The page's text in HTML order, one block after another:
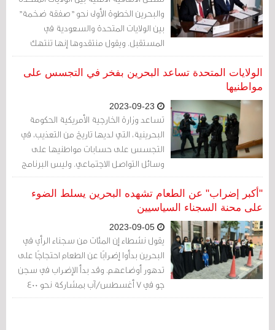
والبحرين الخطوة الأولى نحو "صفقة ضخمة"
بين الولايات المتحدة والسعودية في
المستقبل. ويقول منتقدوها إنها تنتهك
الدستور الأمريكي وتساعد جلادي البحرين.
الولايات المتحدة تساعد البحرين بفخر في التجسس على
مواطنيها
تساعد وزارة الخارجية الأمريكية الحكومة
البحرينية، التي لديها تاريخ من التعذيب، في
التجسس على حسابات مواطنيها على
وسائل التواصل الاجتماعي. وليس البرنامج
سريًا. في الواقع، نشرت السفارة الأمريكية
في المنامة تغريدة على منصة "إكس" يوم
الثلاثاء...
"أكبر إضراب" عن الطعام تشهده البحرين يسلط الضوء
على محنة السجناء السياسيين
يقول نشطاء إن المئات من سجناء الرأي في
البحرين بدأوا إضرابًا عن الطعام احتجاجًا على
تدهور أوضاعهم. وقد بدأ الإضراب في سجن
جو في 7 أغسطس/آب بمشاركة نحو 400
سجين. وبعد أكثر من ثلاثة أسابيع، أُفيد بأن